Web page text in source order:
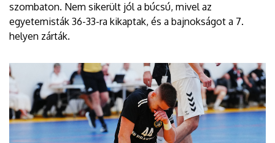
szombaton. Nem sikerült jól a búcsú, mivel az
egyetemisták 36-33-ra kikaptak, és a bajnokságot a 7.
helyen zárták.